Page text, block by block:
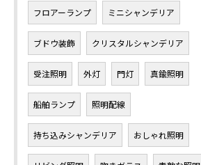
フロアーランプ ミニシャンデリア
ブドウ装飾 クリスタルシャンデリア
受注照明 外灯 門灯 真鍮照明
船舶ランプ 照明配線
持ち込みシャンデリア おしゃれ照明